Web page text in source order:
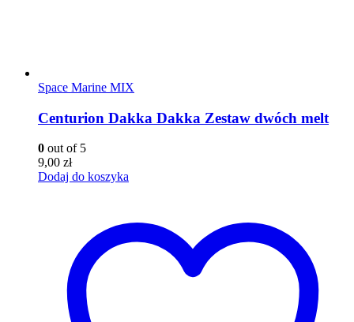
Space Marine MIX
Centurion Dakka Dakka Zestaw dwóch melt
0 out of 5
9,00 zł
Dodaj do koszyka